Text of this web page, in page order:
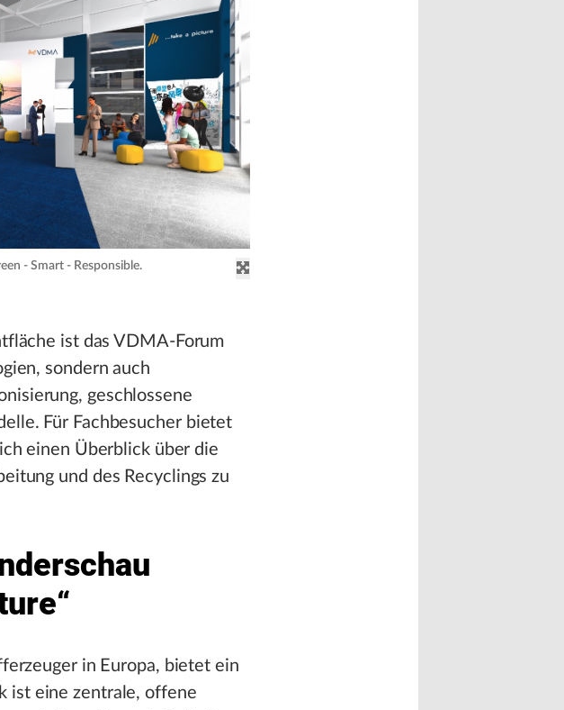
- Smart - Responsible.
ist das VDMA-Forum
sondern auch
geschlossene
Für Fachbesucher bietet
einen Überblick über die
und des Recyclings zu
in Europa, bietet ein
ist eine zentrale, offene